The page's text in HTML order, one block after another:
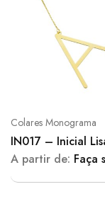
Colares Monograma
IN017 – Inicial
A partir de: Faça